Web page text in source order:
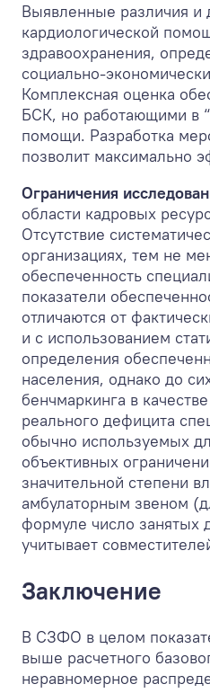
Выявленные различия и
кардиологической
здравоохранения,
социально-
Комплексная оценка
БСК, но работающими в
помощи. Разработка
позволит максимально
Ограничения
области кадровых
Отсутствие
организациях, тем не
обеспеченность
показатели
отличаются от
и с использованием
определения
населения, однако до
бенчмаркинга в
реального дефицита
обычно используемых
объективных
значительной степени
амбулаторным звеном
формуле число занятых
учитывает
Заключение
В СЗФО в целом
выше расчетного
неравномерное